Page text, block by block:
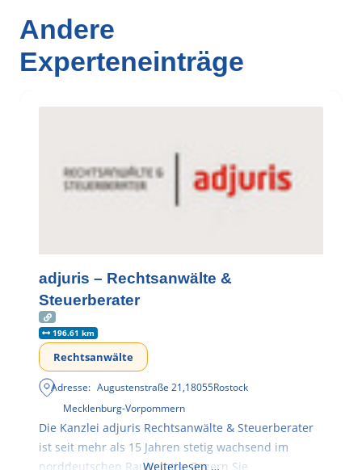
Andere
Experteneinträge
adjuris – Rechtsanwälte &
Steuerberater
196.61 km
Rechtsanwälte
Adresse: Augustenstraße 21,18055Rostock
Mecklenburg-Vorpommern
Die Kanzlei adjuris Rechtsanwälte & Steuerberater
ist seit mehr als 15 Jahren stetig wachsend im
norddeutschen Raum tätig. Zögern Sie
Weiterlesen …